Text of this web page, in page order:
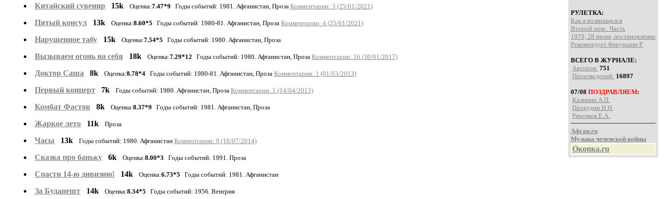
РУЛЕТКА:
Как я возвращался
Второй пояс. Часть
1979, 28 июня, постановление
Рекомендует Фарукшин Р.
ВСЕГО В ЖУРНАЛЕ:
Авторов: 751
Произведений: 16897
07/08 ПОЗДРАВЛЯЕМ:
Калинин А.П.
Прокудин Н.Н.
Раченков Е.А.
Афган.ru
Музыка чеченской войны
Окопка.ru
Китайский сувенир 15k Оценка:7.47*9 Годы событий: 1981. Афганистан, Проза Комментарии: 3 (25/01/2021)
Пятый консул 13k Оценка:8.60*5 Годы событий: 1980-81. Афганистан, Проза Комментарии: 4 (25/01/2021)
Нарушенное табу 15k Оценка:7.54*5 Годы событий: 1980. Афганистан, Проза
Вызываем огонь на себя 18k Оценка:7.29*12 Годы событий: 1980. Афганистан, Проза Комментарии: 16 (30/01/2017)
Доктор Саша 8k Оценка:8.78*4 Годы событий: 1980-81. Афганистан, Проза Комментарии: 1 (01/03/2013)
Первый концерт 7k Годы событий: 1980. Афганистан, Проза Комментарии: 1 (14/04/2013)
Комбат Фастов 8k Оценка:8.37*9 Годы событий: 1981. Афганистан, Проза
Жаркое лето 11k Проза
Часы 13k Годы событий: 1980. Афганистан Комментарии: 9 (10/07/2014)
Cказка про баньку 6k Оценка:8.00*3 Годы событий: 1991. Проза
Спасти 14-ю дивизию! 14k Оценка:6.73*5 Годы событий: 1981. Афганистан
За Будапешт 14k Оценка:8.34*5 Годы событий: 1956. Венгрия